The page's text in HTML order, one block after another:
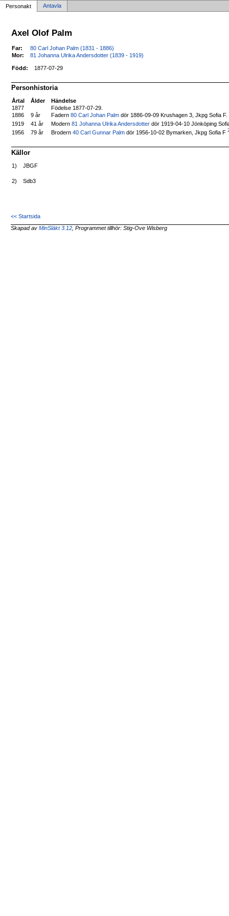
Personakt Antavla
Axel Olof Palm
Far:
80 Carl Johan Palm (1831 - 1886)
Mor:
81 Johanna Ulrika Andersdotter (1839 - 1919)
Född: 1877-07-29
Personhistoria
Årtal Ålder
Händelse
1877
Födelse 1877-07-29.
1886
9 år Fadern80 Carl Johan Palm dör 1886-09-09 Krushagen 3, Jkpg Sofia F.
1919
41 år Modern81 Johanna Ulrika Andersdotter dör 1919-04-10 Jönköping
1956
79 år Brodern40 Carl Gunnar Palm dör 1956-10-02 Bymarken, Jkpg Sofia F
Källor
1) JBGF
2) Sdb3
<< Startsida
Skapad avMinSläkt 3.12 , Programmet tillhör: Stig-Ove Wisberg